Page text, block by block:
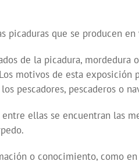
picaduras que se producen
de la picadura, mordedura
motivos de esta
pescadores, pescaderos o
ellas se encuentran las
o conocimiento, como